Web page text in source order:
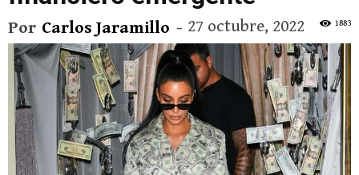
Por Carlos Jaramillo - 27 octubre, 2022 1883